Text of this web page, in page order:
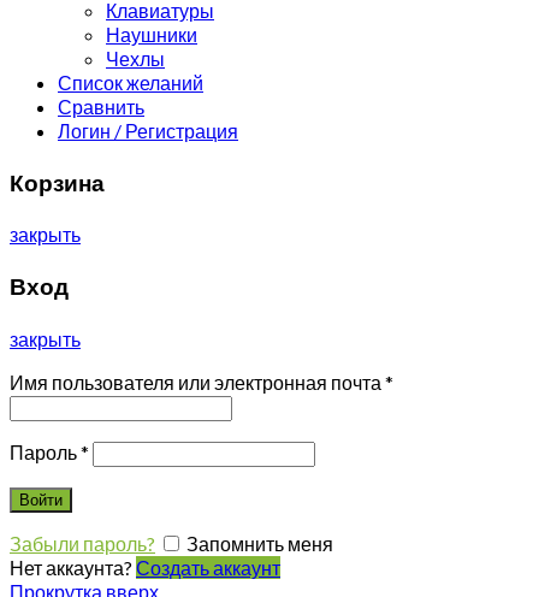
Клавиатуры
Наушники
Чехлы
Список желаний
Сравнить
Логин / Регистрация
Корзина
закрыть
Вход
закрыть
Имя пользователя или электронная почта *
Пароль*
Войти
Забыли пароль?
Запомнить меня
Нет аккаунта? Создать аккаунт
Прокрутка вверх